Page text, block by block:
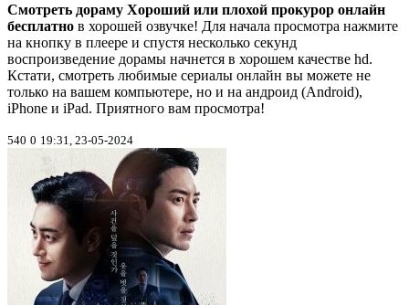
Смотреть дораму Хороший или плохой прокурор онлайн
бесплатно в хорошей озвучке! Для начала просмотра нажмите
на кнопку в плеере и спустя несколько секунд
воспроизведение дорамы начнется в хорошем качестве hd.
Кстати, смотреть любимые сериалы онлайн вы можете не
только на вашем компьютере, но и на андроид (Android),
iPhone и iPad. Приятного вам просмотра!
540 0 19:31, 23-05-2024